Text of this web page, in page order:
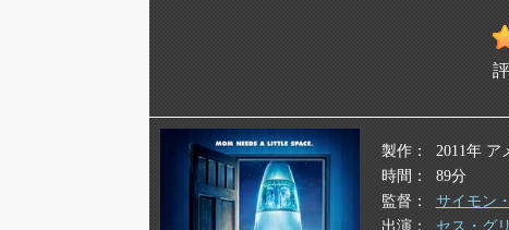
製作
2011年 ア
時間
89分
監督
サイモン
出演
セス・グ